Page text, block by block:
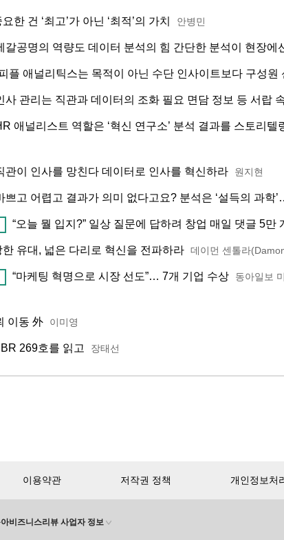
요한 건 ‘최고’가 아닌 ‘최적’의 가치 안병민
갈공명의 역량도 데이터 분석의 힘 간단한 분석이 현장에
플 애널리틱스는 목적이 아닌 수단 인사이트보다 구성원
사 관리는 직관과 데이터의 조화 필요 면담 정보 등 서랍
애널리스트 역할은 ‘혁신 연구소’ 분석 결과를 스토리텔
관이 인사를 망친다 데이터로 인사를 혁신하라 원지현
쁘고 어렵고 결과가 의미 없다고요? 분석은 ‘설득의 과학
“오늘 뭘 입지?” 일상 질문에 답하려 창업 매일 댓글 5만
한 유대, 넓은 다리로 혁신을 전파하라 데이먼 센톨라
“마케팅 혁명으로 시장 선도”… 7개 기업 수상 동아일보
이동 外 이미영
269호를 읽고 장태선
이용약관 저작권 정책 개인정보처
비즈니스리뷰 사업자 정보